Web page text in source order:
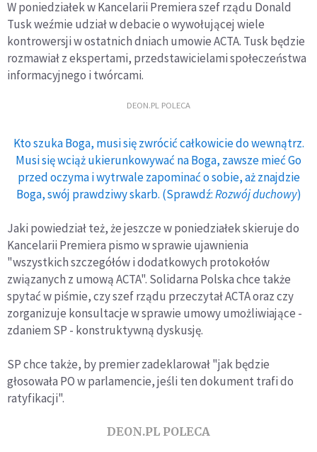
W poniedziałek w Kancelarii Premiera szef rządu Donald
Tusk weźmie udział w debacie o wywołującej wiele
kontrowersji w ostatnich dniach umowie ACTA. Tusk będzie
rozmawiał z ekspertami, przedstawicielami społeczeństwa
informacyjnego i twórcami.
DEON.PL POLECA
Kto szuka Boga, musi się zwrócić całkowicie do wewnątrz.
Musi się wciąż ukierunkowywać na Boga, zawsze mieć Go
przed oczyma i wytrwale zapominać o sobie, aż znajdzie
Boga, swój prawdziwy skarb. (Sprawdź:Rozwój duchowy)
Jaki powiedział też, że jeszcze w poniedziałek skieruje do
Kancelarii Premiera pismo w sprawie ujawnienia
"wszystkich szczegółów i dodatkowych protokołów
związanych z umową ACTA". Solidarna Polska chce także
spytać w piśmie, czy szef rządu przeczytał ACTA oraz czy
zorganizuje konsultacje w sprawie umowy umożliwiające -
zdaniem SP - konstruktywną dyskusję.
SP chce także, by premier zadeklarował "jak będzie
głosowała PO w parlamencie, jeśli ten dokument trafi do
ratyfikacji".
DEON.PL POLECA